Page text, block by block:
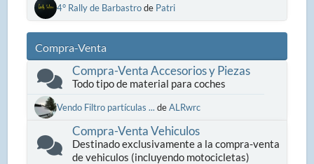
4° Rally de Barbastrode Patri
Compra-Venta
Compra-Venta Accesorios y Piezas
Todo tipo de material para coches
Vendo Filtro partículas ... deALRwrc
Compra-Venta Vehiculos
Destinado exclusivamente a la compra-venta
de vehiculos (incluyendo motocicletas)